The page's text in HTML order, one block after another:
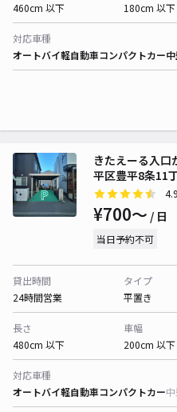
460cm 以下
180cm 以下
対応車種
オートバイ軽自動車コンパクトカー
きたえーる入
平区豊平8条11
4.9
¥700〜 / 日
当日予約不可
貸出時間
24時間営業
タイプ
平置き
長さ
480cm 以下
車幅
200cm 以下
対応車種
オートバイ軽自動車コンパクトカー